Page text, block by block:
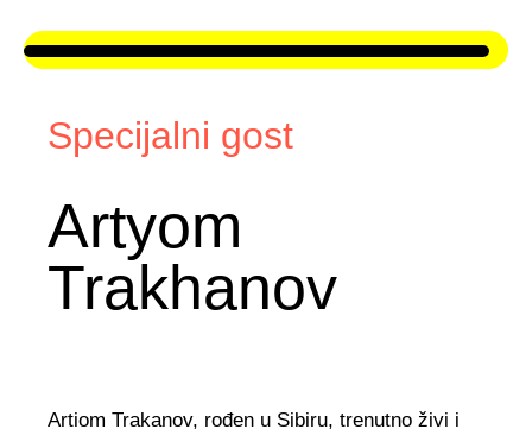
Specijalni gost
Artyom
Trakhanov
Artiom Trakanov, rođen u Sibiru, trenutno živi i